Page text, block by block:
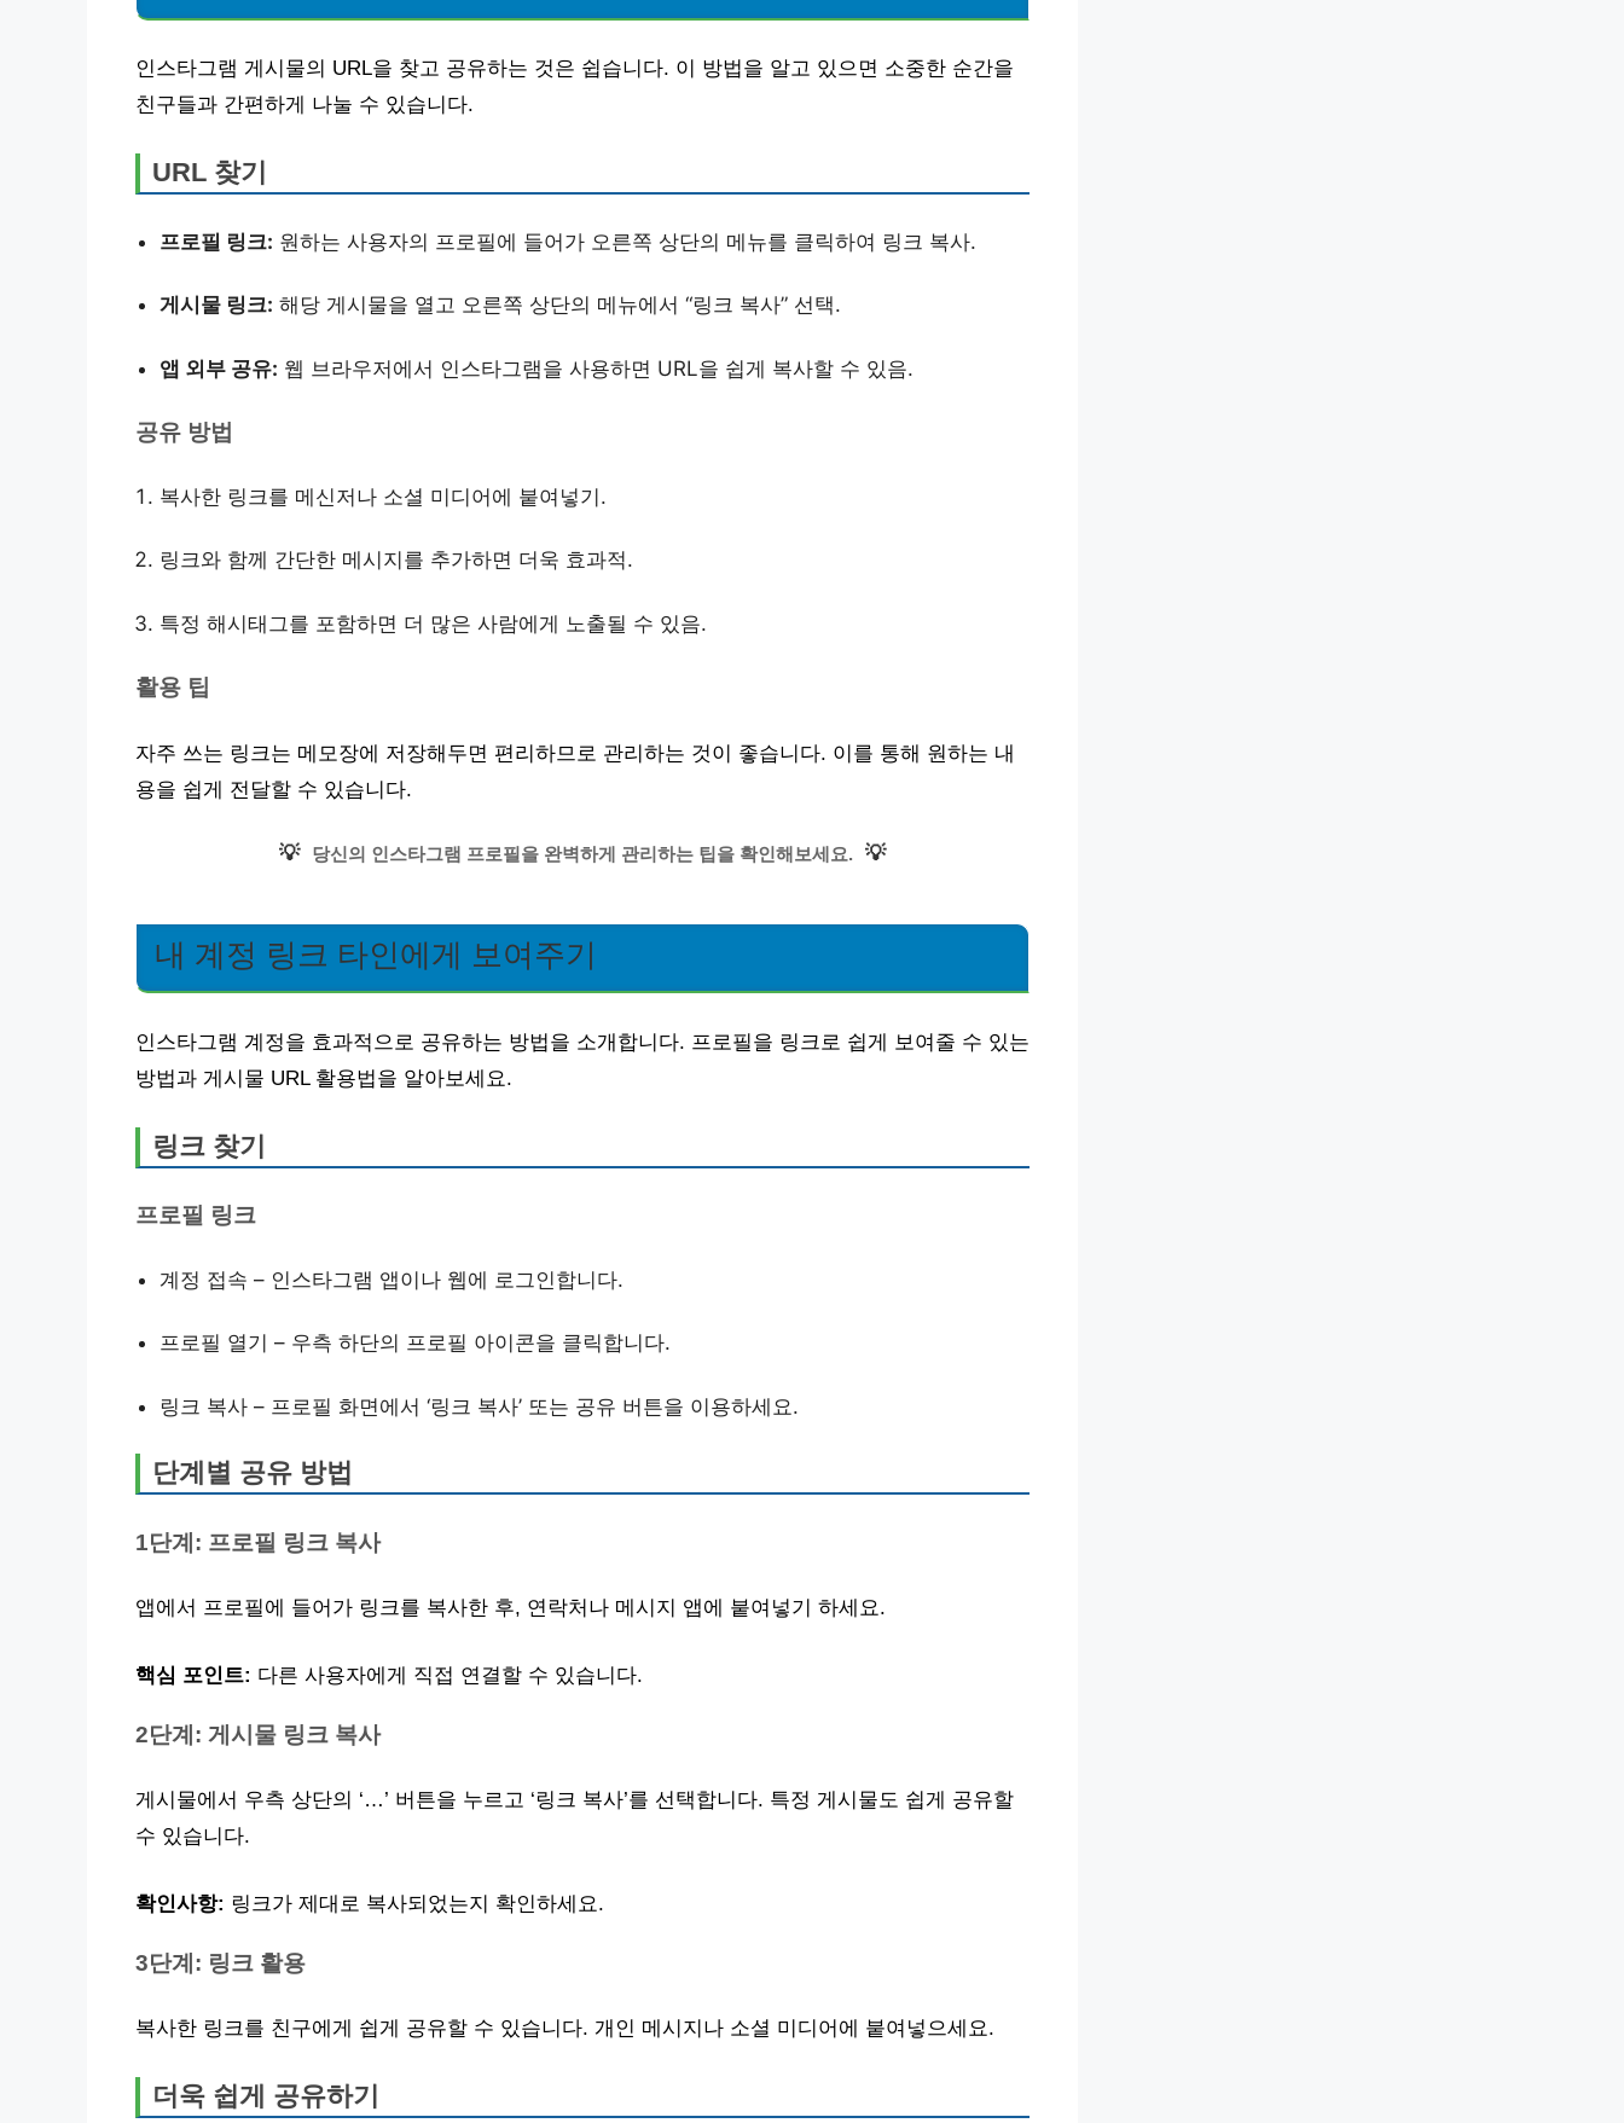
인스타그램 게시물의 URL을 찾고 공유하는 것은 쉽습니다. 이 방법을 알고 있으면 소중한 순간을
친구들과 간편하게 나눌 수 있습니다.
URL 찾기
프로필 링크: 원하는 사용자의 프로필에 들어가 오른쪽 상단의 메뉴를 클릭하여 링크 복사.
게시물 링크: 해당 게시물을 열고 오른쪽 상단의 메뉴에서 “링크 복사” 선택.
앱 외부 공유: 웹 브라우저에서 인스타그램을 사용하면 URL을 쉽게 복사할 수 있음.
공유 방법
복사한 링크를 메신저나 소셜 미디어에 붙여넣기.
링크와 함께 간단한 메시지를 추가하면 더욱 효과적.
특정 해시태그를 포함하면 더 많은 사람에게 노출될 수 있음.
활용 팁
자주 쓰는 링크는 메모장에 저장해두면 편리하므로 관리하는 것이 좋습니다. 이를 통해 원하는 내
용을 쉽게 전달할 수 있습니다.
💡 당신의 인스타그램 프로필을 완벽하게 관리하는 팁을 확인해보세요. 💡
내 계정 링크 타인에게 보여주기
인스타그램 계정을 효과적으로 공유하는 방법을 소개합니다. 프로필을 링크로 쉽게 보여줄 수 있는
방법과 게시물 URL 활용법을 알아보세요.
링크 찾기
프로필 링크
계정 접속 – 인스타그램 앱이나 웹에 로그인합니다.
프로필 열기 – 우측 하단의 프로필 아이콘을 클릭합니다.
링크 복사 – 프로필 화면에서 ‘링크 복사’ 또는 공유 버튼을 이용하세요.
단계별 공유 방법
1단계: 프로필 링크 복사
앱에서 프로필에 들어가 링크를 복사한 후, 연락처나 메시지 앱에 붙여넣기 하세요.
핵심 포인트: 다른 사용자에게 직접 연결할 수 있습니다.
2단계: 게시물 링크 복사
게시물에서 우측 상단의 ‘…’ 버튼을 누르고 ‘링크 복사’를 선택합니다. 특정 게시물도 쉽게 공유할
수 있습니다.
확인사항: 링크가 제대로 복사되었는지 확인하세요.
3단계: 링크 활용
복사한 링크를 친구에게 쉽게 공유할 수 있습니다. 개인 메시지나 소셜 미디어에 붙여넣으세요.
더욱 쉽게 공유하기